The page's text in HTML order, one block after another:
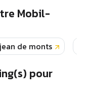
Mobil-
de monts
pour